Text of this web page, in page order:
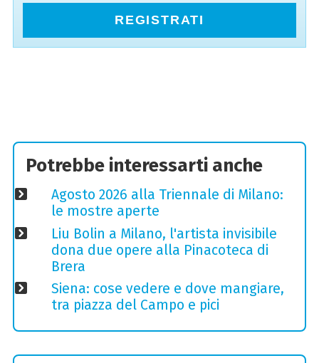
REGISTRATI
Potrebbe interessarti anche
Agosto 2026 alla Triennale di Milano:
le mostre aperte
Liu Bolin a Milano, l'artista invisibile
dona due opere alla Pinacoteca di
Brera
Siena: cose vedere e dove mangiare,
tra piazza del Campo e pici